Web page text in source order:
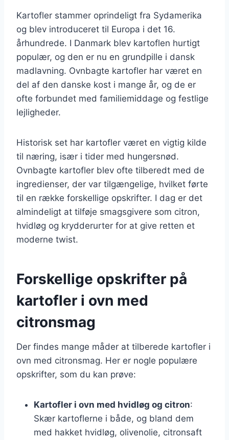
Kartofler stammer oprindeligt fra Sydamerika
og blev introduceret til Europa i det 16.
århundrede. I Danmark blev kartoflen hurtigt
populær, og den er nu en grundpille i dansk
madlavning. Ovnbagte kartofler har været en
del af den danske kost i mange år, og de er
ofte forbundet med familiemiddage og festlige
lejligheder.
Historisk set har kartofler været en vigtig kilde
til næring, især i tider med hungersnød.
Ovnbagte kartofler blev ofte tilberedt med de
ingredienser, der var tilgængelige, hvilket førte
til en række forskellige opskrifter. I dag er det
almindeligt at tilføje smagsgivere som citron,
hvidløg og krydderurter for at give retten et
moderne twist.
Forskellige opskrifter på
kartofler i ovn med
citronsmag
Der findes mange måder at tilberede kartofler i
ovn med citronsmag. Her er nogle populære
opskrifter, som du kan prøve:
Kartofler i ovn med hvidløg og citron:
Skær kartoflerne i både, og bland dem
med hakket hvidløg, olivenolie, citronsaft